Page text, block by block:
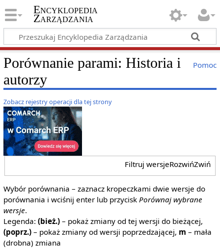
Encyklopedia
Zarządzania
Pomoc
Porównanie parami: Historia i
autorzy
Zobacz rejestry operacji dla tej strony
Filtruj wersjeRozwińZwiń
Wybór porównania – zaznacz kropeczkami dwie wersje do
porównania i wciśnij enter lub przycisk Porównaj wybrane
wersje.
Legenda: (bież.)– pokaż zmiany od tej wersji do bieżącej,
(poprz.)– pokaż zmiany od wersji poprzedzającej, m – mała
(drobna) zmiana